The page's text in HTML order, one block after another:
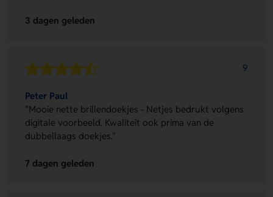
3 dagen geleden
9
Peter Paul
"Mooie nette brillendoekjes - Netjes bedrukt volgens
digitale voorbeeld. Kwaliteit ook prima van de
dubbellaags doekjes."
7 dagen geleden